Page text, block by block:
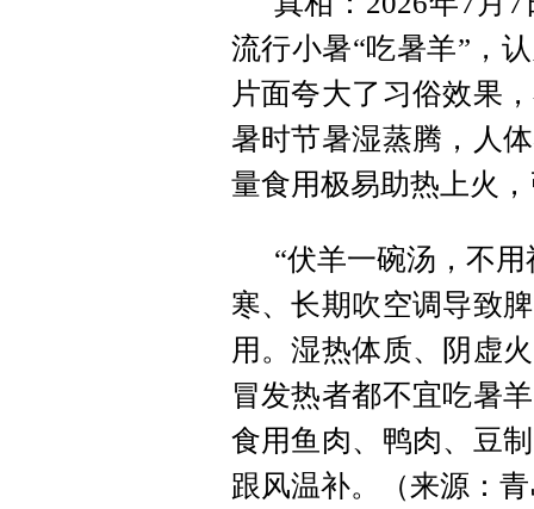
流行小暑“吃暑羊”，
片面夸大了习俗效果
暑时节暑湿蒸腾，人
量食用极易助热上火
“伏羊一碗汤，不
寒、长期吹空调导致
用。湿热体质、阴虚
冒发热者都不宜吃暑
食用鱼肉、鸭肉、豆
跟风温补。（来源：